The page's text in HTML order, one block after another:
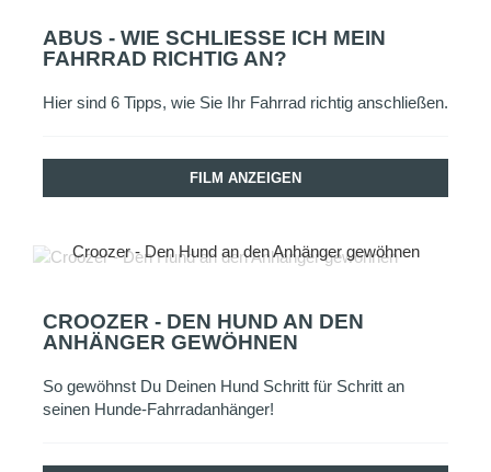
ABUS - WIE SCHLIESSE ICH MEIN F
AHRRAD RICHTIG AN?
Hier sind 6 Tipps, wie Sie Ihr Fahrrad richtig anschließen.
FILM ANZEIGEN
Croozer - Den Hund an den Anhänger gewöhnen
CROOZER - DEN HUND AN DEN
ANHÄNGER GEWÖHNEN
So gewöhnst Du Deinen Hund Schritt für Schritt an
seinen Hunde-Fahrradanhänger!